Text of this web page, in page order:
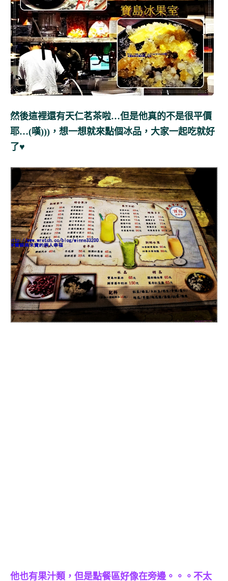
然後這裡還有天仁茗茶啦…但是他真的不是很平價
耶…(嘆)))，想一想就來點個冰品，大家一起吃就好
了♥
他也有果汁類，但是點餐區好像在旁邊。。。不太